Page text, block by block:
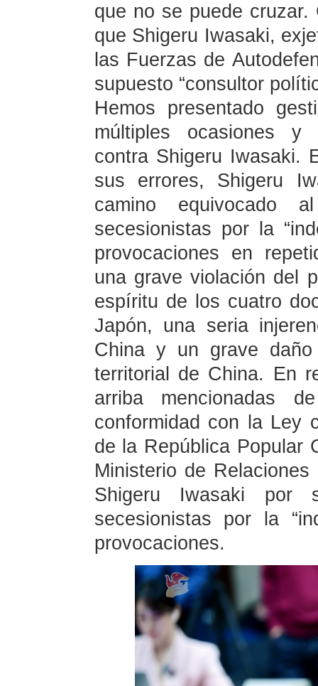
que no se puede
que Shigeru Iwasaki,
las Fuerzas de
supuesto “consultor
Hemos presentado
múltiples ocasiones y
contra Shigeru Iwasaki.
sus errores, Shigeru
camino equivocado
secesionistas por la
provocaciones en
una grave violación del
espíritu de los cuatro
Japón, una seria
China y un grave
territorial de China. En
arriba mencionadas
conformidad con la Ley
de la República Popular
Ministerio de
Shigeru Iwasaki por
secesionistas por la
provocaciones.